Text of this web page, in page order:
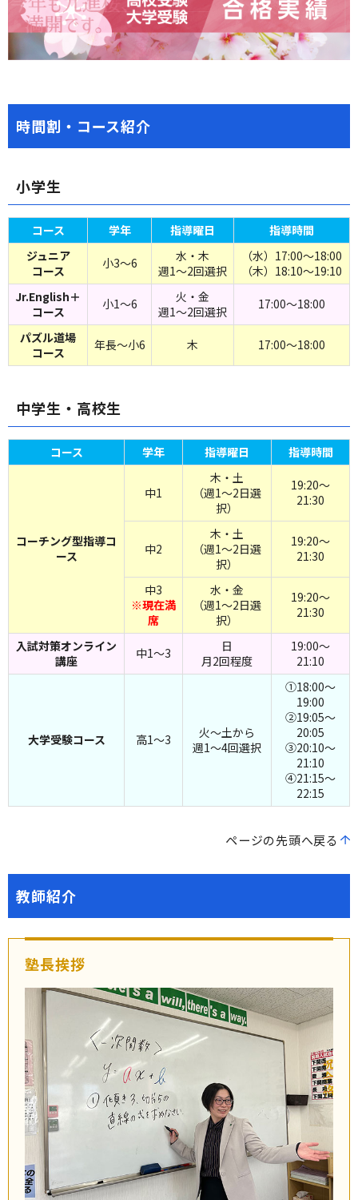
時間割・コース紹介
小学生
コース 学年 指導曜日
指導時間
ジュニア
コース
小3～6
水・木
週1～2回選択
（水）17:00～18:00
（木）18:10～19:10
Jr.English＋
コース
小1～6
火・金
週1～2回選択
17:00～18:00
パズル道場
コース
年長～小6 木 17:00～18:00
中学生・高校生
コース 学年 指導曜日 指導時間
コーチング型指導コ
ース
中1
木・土
（週1～2日選
択）
19:20～
21:30
中2
木・土
（週1～2日選
択）
19:20～
21:30
中3
※現在満
席
水・金
（週1～2日選
択）
19:20～
21:30
入試対策オンライン
講座
中1～3
日
月2回程度
19:00～
21:10
大学受験コース 高1～3
火～土から
週1～4回選択
①18:00～
19:00
②19:05～
20:05
③20:10～
21:10
④21:15～
22:15
ページの先頭へ戻る
教師紹介
塾長挨拶